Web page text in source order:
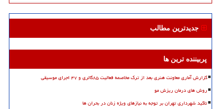
جدیدترین مطالب
پربیننده ترین ها
گزارش آماری معاونت هنری بعد از ترک مخاصمه فعالیت ۸۵گالری و ۴۷ اجرای موسیقی
روش های درمان ریزش مو
تاکید شهرداری تهران بر توجه به نیازهای ویژه زنان در بحران ها